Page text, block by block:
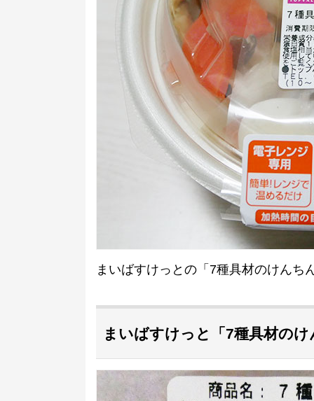
まいばすけっとの「7種具材のけんち
まいばすけっと「7種具材の